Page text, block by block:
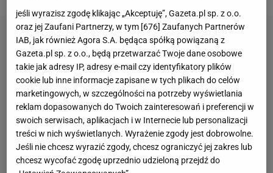
jeśli wyrazisz zgodę klikając „Akceptuję”, Gazeta.pl sp. z o.o.
oraz jej Zaufani Partnerzy, w tym [676] Zaufanych Partnerów
IAB, jak również Agora S.A. będąca spółką powiązaną z
Gazeta.pl sp. z o.o., będą przetwarzać Twoje dane osobowe
takie jak adresy IP, adresy e-mail czy identyfikatory plików
cookie lub inne informacje zapisane w tych plikach do celów
marketingowych, w szczególności na potrzeby wyświetlania
reklam dopasowanych do Twoich zainteresowań i preferencji w
swoich serwisach, aplikacjach i w Internecie lub personalizacji
treści w nich wyświetlanych. Wyrażenie zgody jest dobrowolne.
Jeśli nie chcesz wyrazić zgody, chcesz ograniczyć jej zakres lub
chcesz wycofać zgodę uprzednio udzieloną przejdź do